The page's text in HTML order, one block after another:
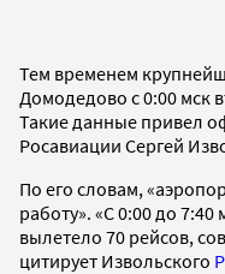
Тем временем
Домодедово с 0:00 мск
Такие данные привел
Росавиации Сергей
По его словам,
работу». «С 0:00 до
вылетело 70 рейсов,
цитирует Извольского